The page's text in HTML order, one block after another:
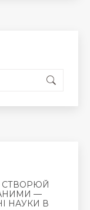
СТВОРЮЙ
—
НАУКИ В